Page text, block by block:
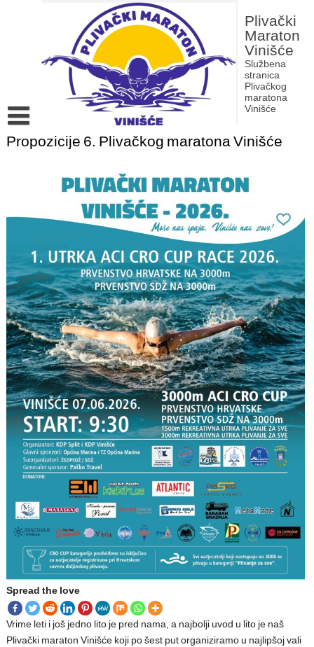
Plivački
Maraton
Vinišće
Službena
stranica
Plivačkog
maratona
Vinišće
Povijest Plivačkog maratona Vinišće
Propozicije 6. Plivačkog maratona Vinišće
Spread the love
Vrime leti i još jedno lito je pred nama, a najbolji uvod u lito je naš
Plivački maraton Vinišće koji po šest put organiziramo u najlipšoj vali